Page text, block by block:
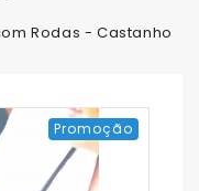
Rodas - Castanho
Promoção